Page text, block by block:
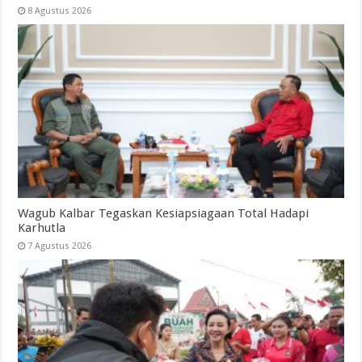
8 Agustus 2026
Wagub Kalbar Tegaskan Kesiapsiagaan Total Hadapi
Karhutla
7 Agustus 2026